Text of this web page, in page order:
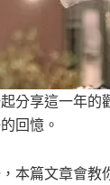
分享這一年
回憶。
本篇文章會